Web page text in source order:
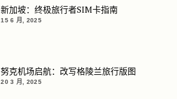
新加坡：终极旅行者SIM卡指南
15 6 月, 2025
努克机场启航：改写格陵兰旅行版图
20 3 月, 2025